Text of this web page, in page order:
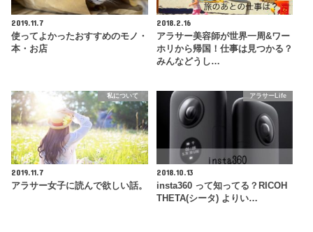
2019.11.7
使ってよかったおすすめのモノ・
本・お店
2018.2.16
アラサー美容師が世界一周&ワー
ホリから帰国！仕事は見つかる？
みんなどうし…
私について
2019.11.7
アラサー女子に読んで欲しい話。
アラサーLife
2018.10.13
insta360 って知ってる？RICOH
THETA(シータ) よりい…